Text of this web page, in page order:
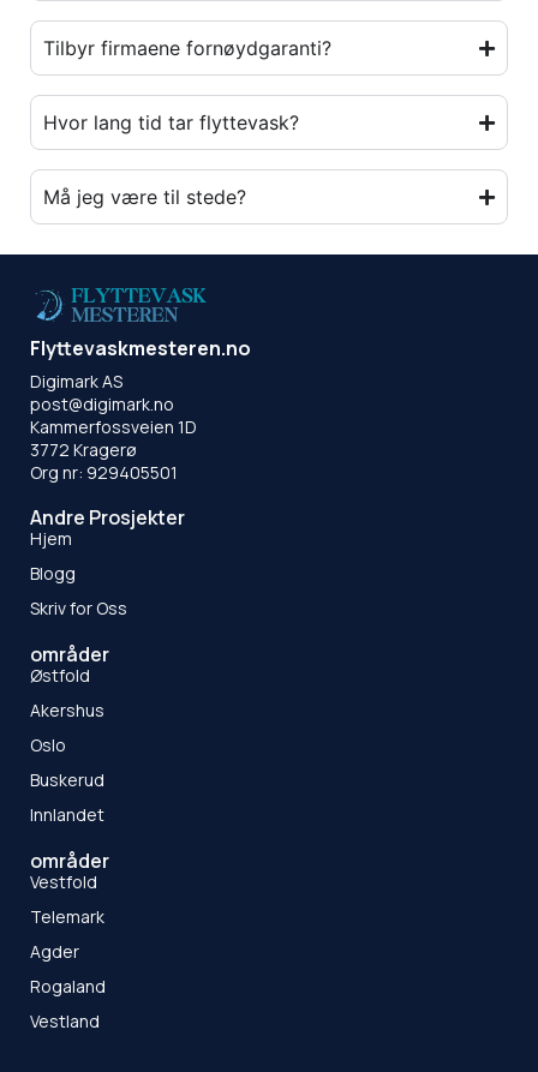
Tilbyr firmaene fornøydgaranti?
Hvor lang tid tar flyttevask?
Må jeg være til stede?
Flyttevaskmesteren.no
Digimark AS
post@digimark.no
Kammerfossveien 1D
3772 Kragerø
Org nr: 929405501
Andre Prosjekter
Hjem
Blogg
Skriv for Oss
områder
Østfold
Akershus
Oslo
Buskerud
Innlandet
områder
Vestfold
Telemark
Agder
Rogaland
Vestland